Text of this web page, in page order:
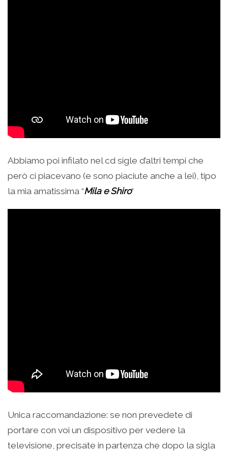
Abbiamo poi infilato nel cd sigle d’altri tempi che
però ci piacevano (e sono piaciute anche a lei), tipo
la mia amatissima “Mila e Shiro“
Unica raccomandazione: se non prevedete di
portare con voi un dispositivo per vedere la
televisione, precisate in partenza che dopo la sigla